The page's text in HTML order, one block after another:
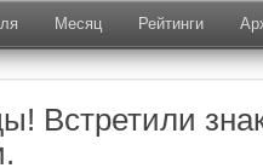
Месяц Рейтинги
Встретили